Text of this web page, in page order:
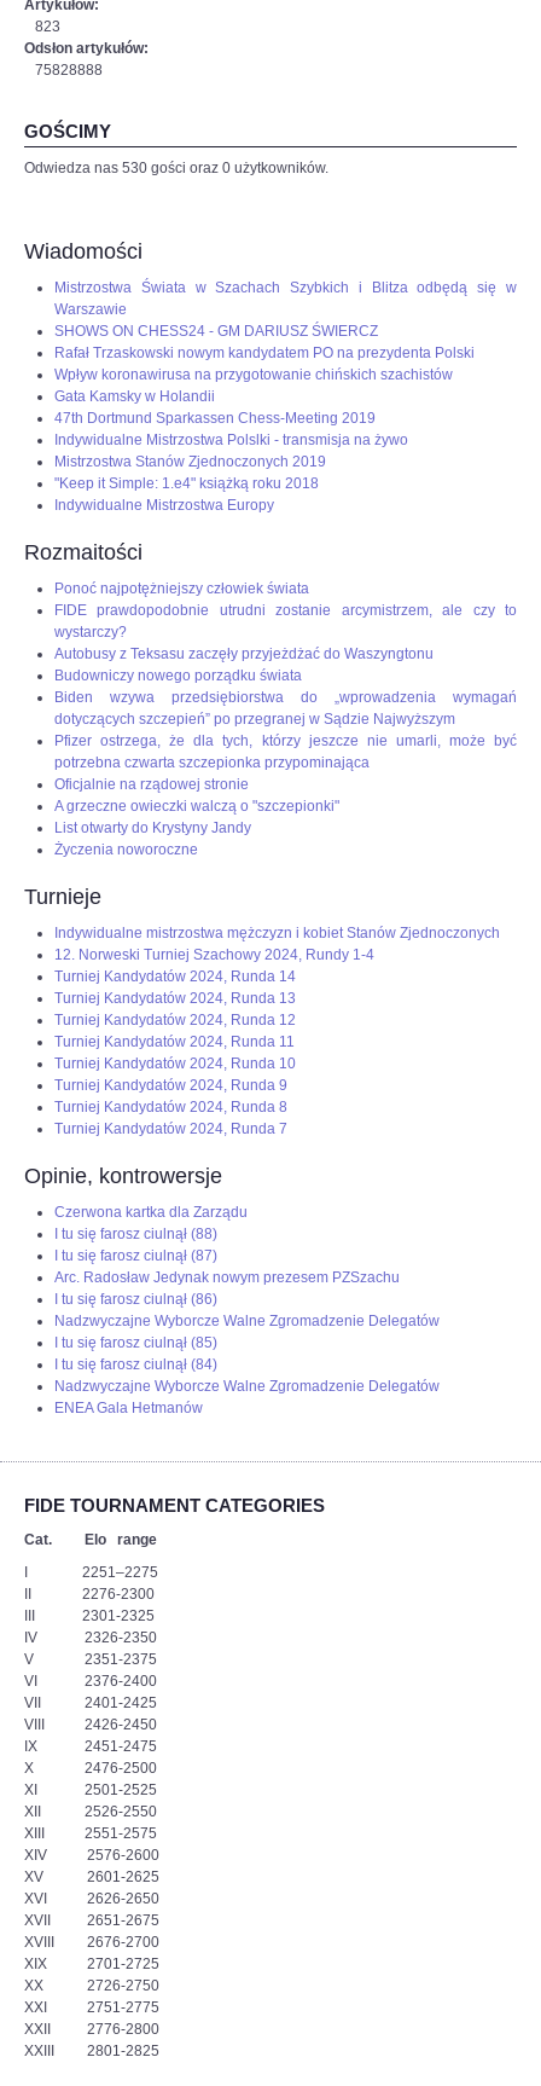
Artykułów:
823
Odsłon artykułów:
75828888
GOŚCIMY
Odwiedza nas 530 gości oraz 0 użytkowników.
Wiadomości
Mistrzostwa Świata w Szachach Szybkich i Blitza odbędą się w
Warszawie
SHOWS ON CHESS24 - GM DARIUSZ ŚWIERCZ
Rafał Trzaskowski nowym kandydatem PO na prezydenta Polski
Wpływ koronawirusa na przygotowanie chińskich szachistów
Gata Kamsky w Holandii
47th Dortmund Sparkassen Chess-Meeting 2019
Indywidualne Mistrzostwa Polslki - transmisja na żywo
Mistrzostwa Stanów Zjednoczonych 2019
"Keep it Simple: 1.e4" książką roku 2018
Indywidualne Mistrzostwa Europy
Rozmaitości
Ponoć najpotężniejszy człowiek świata
FIDE prawdopodobnie utrudni zostanie arcymistrzem, ale czy to
wystarczy?
Autobusy z Teksasu zaczęły przyjeżdżać do Waszyngtonu
Budowniczy nowego porządku świata
Biden wzywa przedsiębiorstwa do „wprowadzenia wymagań
dotyczących szczepień” po przegranej w Sądzie Najwyższym
Pfizer ostrzega, że dla tych, którzy jeszcze nie umarli, może być
potrzebna czwarta szczepionka przypominająca
Oficjalnie na rządowej stronie
A grzeczne owieczki walczą o "szczepionki"
List otwarty do Krystyny Jandy
Życzenia noworoczne
Turnieje
Indywidualne mistrzostwa mężczyzn i kobiet Stanów Zjednoczonych
12. Norweski Turniej Szachowy 2024, Rundy 1-4
Turniej Kandydatów 2024, Runda 14
Turniej Kandydatów 2024, Runda 13
Turniej Kandydatów 2024, Runda 12
Turniej Kandydatów 2024, Runda 11
Turniej Kandydatów 2024, Runda 10
Turniej Kandydatów 2024, Runda 9
Turniej Kandydatów 2024, Runda 8
Turniej Kandydatów 2024, Runda 7
Opinie, kontrowersje
Czerwona kartka dla Zarządu
I tu się farosz ciulnął (88)
I tu się farosz ciulnął (87)
Arc. Radosław Jedynak nowym prezesem PZSzachu
I tu się farosz ciulnął (86)
Nadzwyczajne Wyborcze Walne Zgromadzenie Delegatów
I tu się farosz ciulnął (85)
I tu się farosz ciulnął (84)
Nadzwyczajne Wyborcze Walne Zgromadzenie Delegatów
ENEA Gala Hetmanów
FIDE TOURNAMENT CATEGORIES
Cat. Elo range
I 2251–2275
II 2276-2300
III 2301-2325
IV 2326-2350
V 2351-2375
VI 2376-2400
VII 2401-2425
VIII 2426-2450
IX 2451-2475
X 2476-2500
XI 2501-2525
XII 2526-2550
XIII 2551-2575
XIV 2576-2600
XV 2601-2625
XVI 2626-2650
XVII 2651-2675
XVIII 2676-2700
XIX 2701-2725
XX 2726-2750
XXI 2751-2775
XXII 2776-2800
XXIII 2801-2825